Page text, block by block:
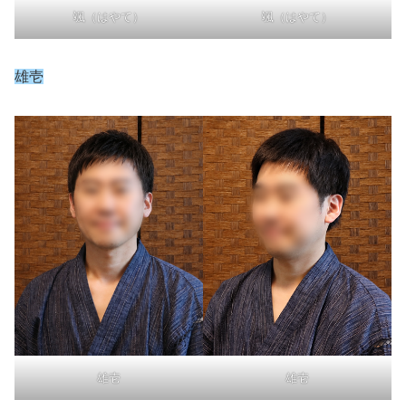
颯（はやて） 颯（はやて）
雄壱
雄壱 雄壱